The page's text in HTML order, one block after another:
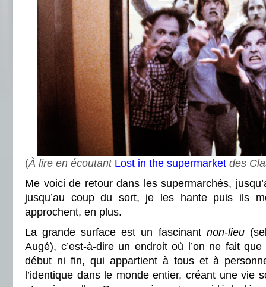
(À lire en écoutant Lost in the supermarket des
Me voici de retour dans les supermarchés,
jusqu’au coup du sort, je les hante puis ils
approchent, en plus.
La grande surface est un fascinant non-lieu
Augé), c’est-à-dire un endroit où l’on ne fait
début ni fin, qui appartient à tous et à
l’identique dans le monde entier, créant une vie